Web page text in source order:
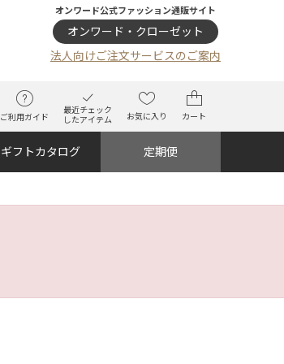
オンワード公式ファッション通販サイト
オンワード・クローゼット
法人向けご注文サービスのご案内
ご利用ガイド
最近チェック
したアイテム
お気に入り カート
ギフトカタログ 定期便